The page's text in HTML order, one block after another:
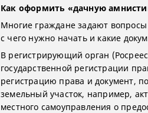
Как оформить «дачную
Многие граждане задают
с чего нужно начать и какие
В регистрирующий орган
государственной регистрации
регистрацию права и документ,
земельный участок, например,
местного самоуправления о